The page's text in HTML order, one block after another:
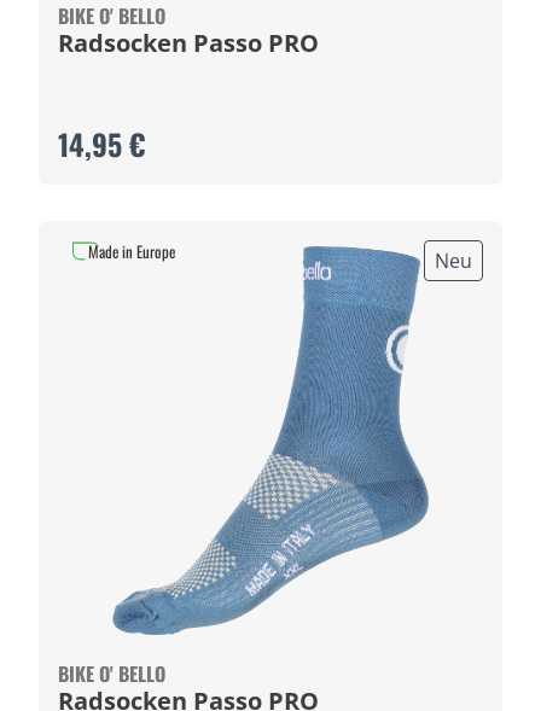
BIKE O' BELLO
Radsocken Passo PRO
14,95 €
Neu
BIKE O' BELLO
Radsocken Passo PRO
Made in Europe